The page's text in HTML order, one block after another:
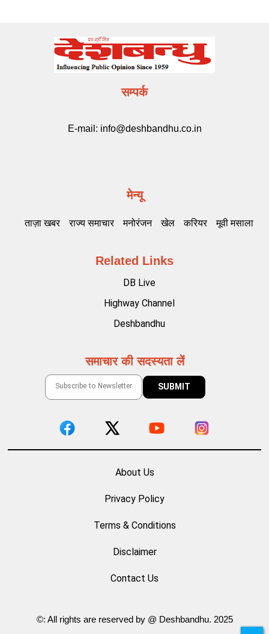
सम्पर्क
E-mail: info@deshbandhu.co.in
मेन्यू
ताज़ा खबर राज्य समाचार मनोरंजन खेल करियर मूवी मसाला
Related Links
DB Live
Highway Channel
Deshbandhu
समाचार की सदस्यता लें
About Us
Privacy Policy
Terms & Conditions
Disclaimer
Contact Us
©: All rights are reserved by @ Deshbandhu. 2025